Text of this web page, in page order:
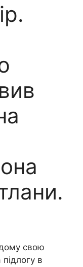
свою
в